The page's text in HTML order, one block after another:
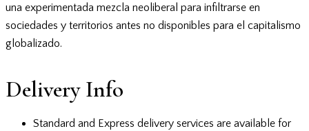
una experimentada mezcla neoliberal para infiltrarse en
sociedades y territorios antes no disponibles para el capitalismo
globalizado.
Delivery Info
Standard and Express delivery services are available for